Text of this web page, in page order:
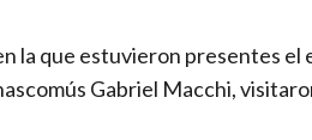
la que estuvieron presentes
Gabriel Macchi,